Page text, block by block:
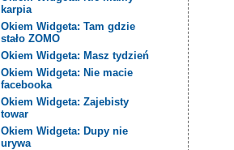
karpia
Okiem Widgeta: Tam gdzie
stało ZOMO
Okiem Widgeta: Masz tydzień
Okiem Widgeta: Nie macie
facebooka
Okiem Widgeta: Zajebisty
towar
Okiem Widgeta: Dupy nie
urywa